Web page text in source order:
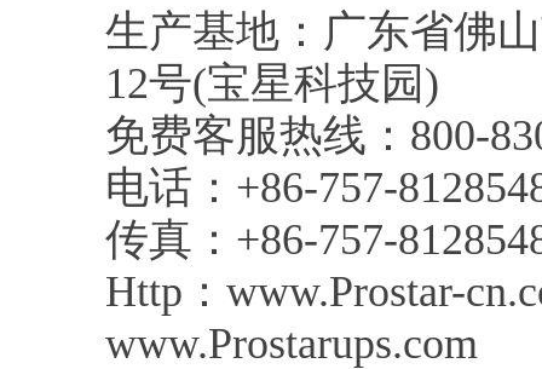
生产基地：广东省佛
12号(宝星科技园)
免费客服热线：800-
电话：+86-757-
传真：+86-757-
Http：www.Prostar-
www.Prostarups.com